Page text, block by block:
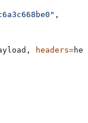
,
headers=